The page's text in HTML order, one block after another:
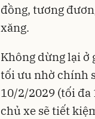
đồng, tương
xăng.
Không dừng lại ở
tối ưu nhờ chính
10/2/2029 (tối đa
chủ xe sẽ tiết